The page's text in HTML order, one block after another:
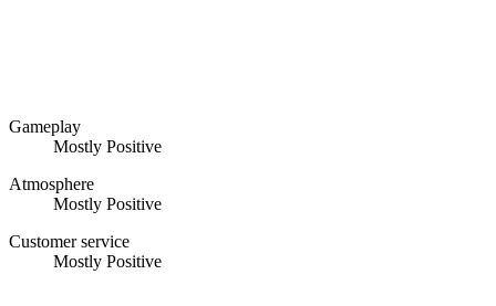
Gameplay
Mostly Positive
Atmosphere
Mostly Positive
Customer service
Mostly Positive